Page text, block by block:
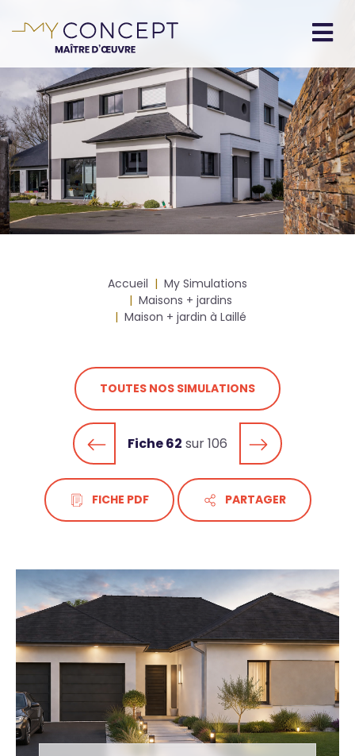
au
principal
principale
d'Ariane
Accueil
My Simulations
Maisons + jardins
Maison + jardin à Laillé
TOUTES NOS SIMULATIONS
Fiche 62 sur 106
FICHE PDF PARTAGER